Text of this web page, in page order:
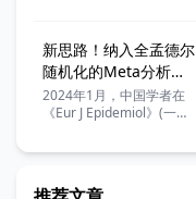
研究结论一直并不统一。
这种差异往往源于不同背
景下家庭社会经济地位的
复杂干扰，那么在中国青
少年群体中，这两者之间
新思路！纳入全孟德尔
随机化的Meta分析发
表一区文章，
IF=13.6！
2024年1月，中国学者在
《Eur J Epidemiol》(一
from Mendelian